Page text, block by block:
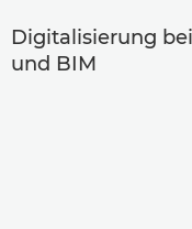
Digitalisierung
und BIM